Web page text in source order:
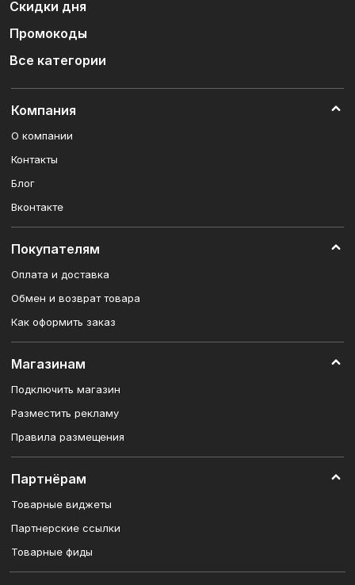
Скидки дня
Промокоды
Все категории
Компания
О компании
Контакты
Блог
Вконтакте
Покупателям
Оплата и доставка
Обмен и возврат товара
Как оформить заказ
Магазинам
Подключить магазин
Разместить рекламу
Правила размещения
Партнёрам
Товарные виджеты
Партнерские ссылки
Товарные фиды